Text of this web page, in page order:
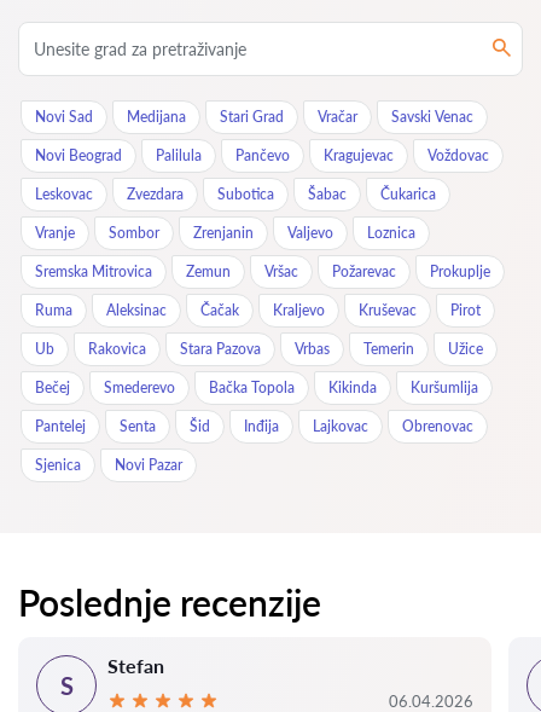
Novi Sad Medijana Stari Grad Vračar Savski Venac
Novi Beograd Palilula Pančevo Kragujevac Voždovac
Leskovac Zvezdara Subotica Šabac Čukarica
Vranje Sombor Zrenjanin Valjevo Loznica
Sremska Mitrovica Zemun Vršac Požarevac Prokuplje
Ruma Aleksinac Čačak Kraljevo Kruševac Pirot
Ub Rakovica Stara Pazova Vrbas Temerin Užice
Bečej Smederevo Bačka Topola Kikinda Kuršumlija
Pantelej Senta Šid Inđija Lajkovac Obrenovac
Sjenica Novi Pazar
Poslednje recenzije
S
Stefan
06.04.2026